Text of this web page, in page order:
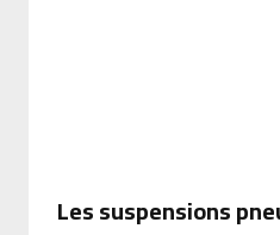
Les suspensions